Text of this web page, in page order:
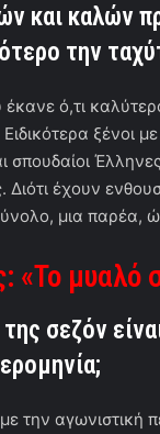
και καλών
την
ό,τι
Ειδικότερα ξένοι
έχουν
μια παρέα,
«Το μυαλό
σεζόν
την αγωνιστική